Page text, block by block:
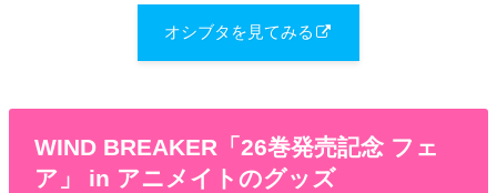
オシブタを見てみる
WIND BREAKER「26巻発売記念 フェ
ア」 in アニメイトのグッズ